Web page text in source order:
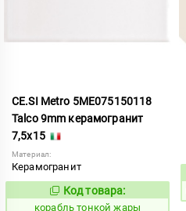
CE.SI Metro 5ME075150118
Talco 9mm керамогранит
7,5x15
Материал:
Керамогранит
778400
Код товара:
корабль тонкой жары